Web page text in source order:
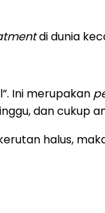
di dunia
Ini merupakan
dan cukup
halus,